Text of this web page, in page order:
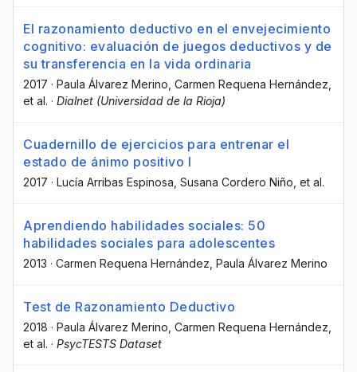
El razonamiento deductivo en el envejecimiento
cognitivo: evaluación de juegos deductivos y de
su transferencia en la vida ordinaria
2017 · Paula Álvarez Merino , Carmen Requena Hernández
et al. · Dialnet (Universidad de la Rioja)
Cuadernillo de ejercicios para entrenar el
estado de ánimo positivo I
2017 · Lucía Arribas Espinosa , Susana Cordero Niño , et al.
Aprendiendo habilidades sociales: 50
habilidades sociales para adolescentes
2013 · Carmen Requena Hernández , Paula Álvarez Merino
Test de Razonamiento Deductivo
2018 · Paula Álvarez Merino , Carmen Requena Hernández
et al. · PsycTESTS Dataset